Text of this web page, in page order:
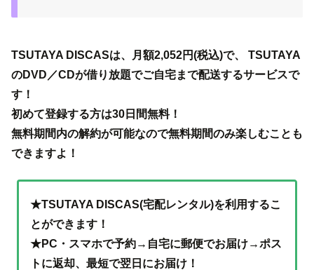
TSUTAYA DISCASは、月額2,052円(税込)で、 TSUTAYA
のDVD／CDが借り放題でご自宅まで配送するサービスで
す！
初めて登録する方は30日間無料！
無料期間内の解約が可能なので無料期間のみ楽しむことも
できますよ！
★TSUTAYA DISCAS(宅配レンタル)を利用するこ
とができます！
★PC・スマホで予約→自宅に郵便でお届け→ポス
トに返却、最短で翌日にお届け！